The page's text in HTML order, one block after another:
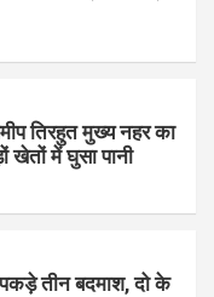
तिरहुत मुख्य नहर का
खेतों में घुसा पानी
तीन बदमाश, दो के